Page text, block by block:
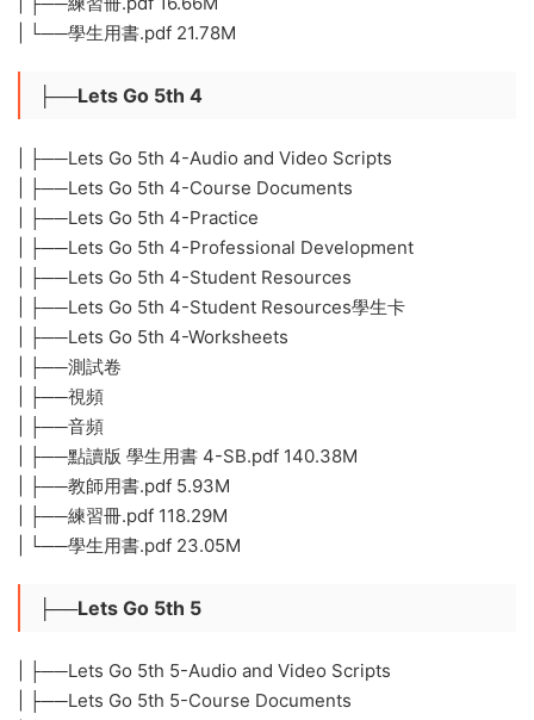
| └──學生用書.pdf 21.78M
├──Lets Go 5th 4
| ├──Lets Go 5th 4-Audio and Video Scripts
| ├──Lets Go 5th 4-Course Documents
| ├──Lets Go 5th 4-Practice
| ├──Lets Go 5th 4-Professional Development
| ├──Lets Go 5th 4-Student Resources
| ├──Lets Go 5th 4-Student Resources學生卡
| ├──Lets Go 5th 4-Worksheets
| ├──測試卷
| ├──視頻
| ├──音頻
| ├──點讀版 學生用書 4-SB.pdf 140.38M
| ├──教師用書.pdf 5.93M
| ├──練習冊.pdf 118.29M
| └──學生用書.pdf 23.05M
├──Lets Go 5th 5
| ├──Lets Go 5th 5-Audio and Video Scripts
| ├──Lets Go 5th 5-Course Documents